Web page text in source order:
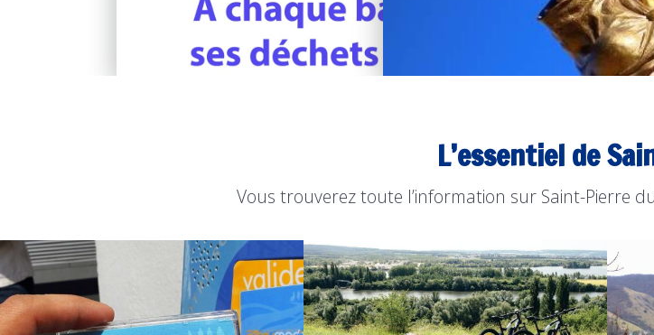
L’essentiel de
Vous trouverez toute l’information sur Saint-Pierre